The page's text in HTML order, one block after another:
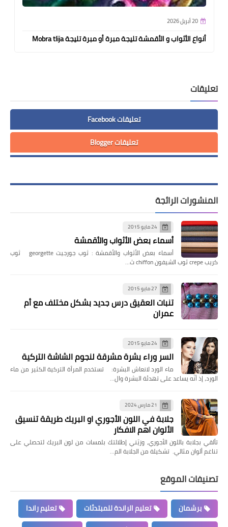
20 أبريل 2026
أنواع الأثواب و الأقمشة تليجة مبرة أو مبرة تليجة Mobra tlija
تعليقات
تعليقات Facebook
تعليقات Blogger
المنشورات الرائجة
24 مايو 2015
أسماء بعض الأثواب والأقمشة
أسماء بعض الأثواب والأقمشة : ثوب جورجيت georgette ثوب
كريب crepe ثوب الشيفون chiffon ث…
27 مايو 2015
تنبات العقيق درس جديد بشكل مختلف مع أم
عمران
24 مايو 2015
السر وراء بشرة مشرقة لنجوم الشاشة التركية
ماء الورد لانعاش البشرة: تستخدم المرأة التركية الكثير من ماء
الورد، إذ أنّه يساعد على تهدئة البشرة وال…
21 مارس 2024
جلابة في اللون الأجوري او البريك طريقة تنسيق
الألوان اهم الافكار
تألقي بجلابة باللون الأجوري، وزيّني إطلالتك بلمسات من لون البريك لتحصلي على
تناغم ألوان مثالي. تشكيلة من الجلابة الم…
تصنيفات الموقع
برشمان تعليم الراندة للمبتدئات
تعليم راندا